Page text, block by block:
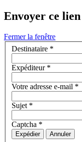
Envoyer ce
Fermer la fenêtre
Destinataire *
Expéditeur*
Votre adresse e-mail *
Sujet*
Captcha *
Expédier Annuler